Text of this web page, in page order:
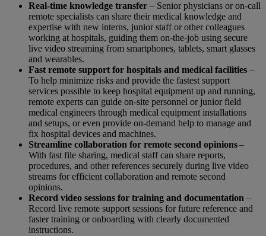
Real-time knowledge transfer – Senior physicians or on-call
remote specialists can share their medical knowledge and
expertise with new interns, junior staff or other colleagues
working at hospitals, guiding them on-the-job using secure
live video streaming from smartphones, tablets, smart glasses
and wearables.
Fast remote support for hospitals and medical facilities –
To help minimize risks and provide the fastest support
services possible to keep hospital equipment up and running,
remote experts can guide on-site personnel or junior field
medical engineers through medical equipment installations
and setups, or even provide on-demand help to manage and
fix hospital devices and machines.
Streamline collaboration for remote second opinions–
With fast file sharing, medical staff can share reports,
procedures, and other references securely during live video
streams for efficient collaboration and remote second
opinions.
Record video sessions for training and documentation –
Record live remote support sessions for future reference and
faster training or onboarding with clearly documented
instructions.